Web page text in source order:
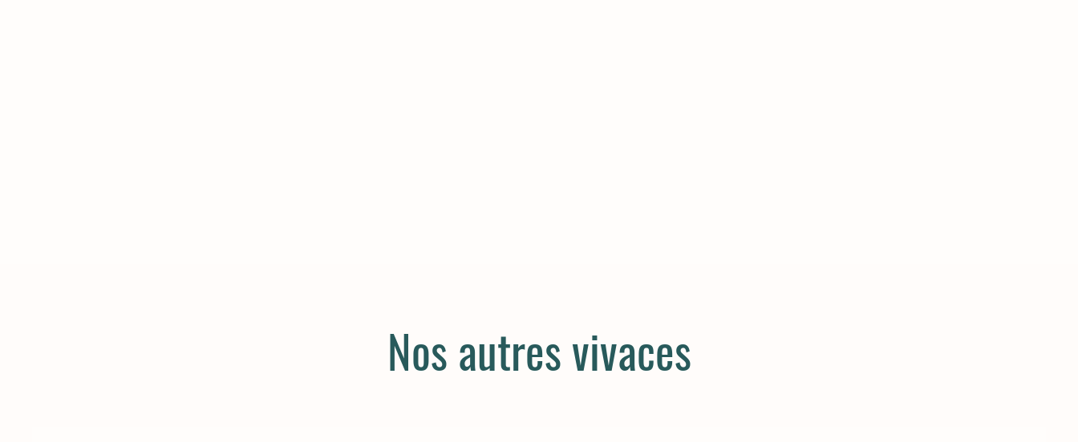
Nos autres vivaces